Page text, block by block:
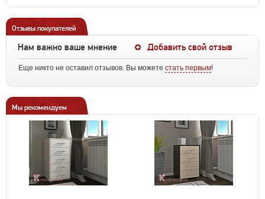
Отзывы покупателей
Нам важно ваше мнение Добавить свой отзыв
Еще никто не оставил отзывов. Вы можете стать первым!
Мы рекомендуем